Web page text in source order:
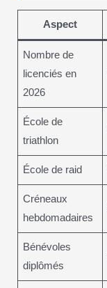
Aspect
Nombre de
licenciés en
2026
École de
triathlon
École de raid
Créneaux
hebdomadaires
Bénévoles
diplômés